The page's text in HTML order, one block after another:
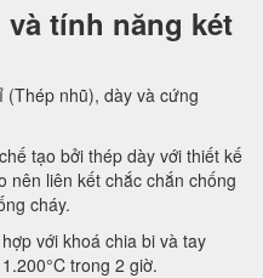
tính năng két
(Thép nhũ), dày và cứng
tạo bởi thép dày với thiết kế
nên liên kết chắc chắn chống
cháy.
với khoá chia bi và tay
trong 2 giờ.